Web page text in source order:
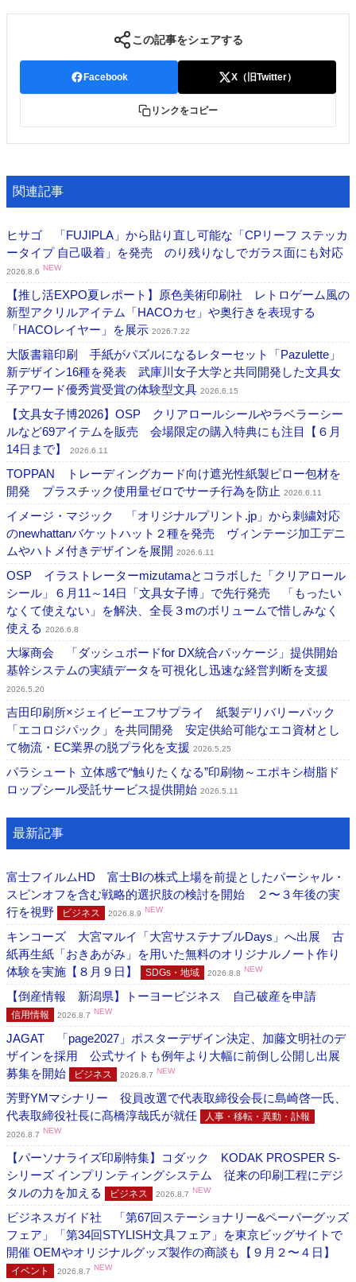
この記事をシェアする
Facebook X（旧Twitter）
リンクをコピー
関連記事
ヒサゴ 「FUJIPLA」から貼り直し可能な「CPリーフ ステッカ
ータイプ 自己吸着」を発売 のり残りなしでガラス面にも対応
2026.8.6 NEW
【推し活EXPO夏レポート】原色美術印刷社 レトロゲーム風の
新型アクリルアイテム「HACOカセ」や奥行きを表現する
「HACOレイヤー」を展示 2026.7.22
大阪書籍印刷 手紙がパズルになるレターセット「Pazulette」
新デザイン16種を発表 武庫川女子大学と共同開発した文具女
子アワード優秀賞受賞の体験型文具 2026.6.15
【文具女子博2026】OSP クリアロールシールやラベラーシー
ルなど69アイテムを販売 会場限定の購入特典にも注目【６月
14日まで】
2026.6.11
TOPPAN トレーディングカード向け遮光性紙製ピロー包材を
開発 プラスチック使用量ゼロでサーチ行為を防止 2026.6.11
イメージ・マジック 「オリジナルプリント.jp」から刺繍対応
のnewhattanバケットハット２種を発売 ヴィンテージ加工デニ
ムやハトメ付きデザインを展開 2026.6.11
OSP イラストレーターmizutamaとコラボした「クリアロール
シール」６月11～14日「文具女子博」で先行発売 「もったい
なくて使えない」を解決、全長３mのボリュームで惜しみなく
使える 2026.6.8
大塚商会 「ダッシュボードfor DX統合パッケージ」提供開始
基幹システムの実績データを可視化し迅速な経営判断を支援
2026.5.20
吉田印刷所×ジェイビーエフサプライ 紙製デリバリーパック
「エコロジパック」を共同開発 安定供給可能なエコ資材とし
て物流・EC業界の脱プラ化を支援 2026.5.25
パラシュート ⽴体感で“触りたくなる”印刷物～エポキシ樹脂ド
ロップシール受託サービス提供開始 2026.5.11
最新記事
富士フイルムHD 富士BIの株式上場を前提としたパーシャル・
スピンオフを含む戦略的選択肢の検討を開始 ２〜３年後の実
行を視野
ビジネス 2026.8.9 NEW
キンコーズ 大宮マルイ「大宮サステナブルDays」へ出展 古
紙再生紙「おきあがみ」を用いた無料のオリジナルノート作り
体験を実施【８月９日】
SDGs・地域 2026.8.8 NEW
【倒産情報 新潟県】トーヨービジネス 自己破産を申請
信用情報 2026.8.7 NEW
JAGAT 「page2027」ポスターデザイン決定、加藤文明社のデ
ザインを採用 公式サイトも例年より大幅に前倒し公開し出展
募集を開始
ビジネス 2026.8.7 NEW
芳野YMマシナリー 役員改選で代表取締役会長に島崎啓一氏、
代表取締役社長に髙橋淳哉氏が就任
人事・移転・異動・訃報
2026.8.7 NEW
【パーソナライズ印刷特集】コダック KODAK PROSPER S-
シリーズ インプリンティングシステム 従来の印刷工程にデジ
タルの力を加える
ビジネス 2026.8.7 NEW
ビジネスガイド社 「第67回ステーショナリー&ペーパーグッズ
フェア」「第34回STYLISH文具フェア」を東京ビッグサイトで
開催 OEMやオリジナルグッズ製作の商談も【９月２〜４日】
イベント 2026.8.7 NEW